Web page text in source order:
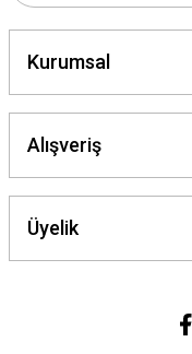
Kurumsal
Alışveriş
Üyelik